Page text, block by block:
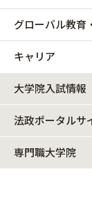
グローバル教育
キャリア
大学院入試情報
法政ポータルサ
専門職大学院